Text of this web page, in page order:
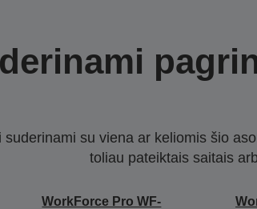
suderinami su viena ar keliomis šio
toliau pateiktais saitais
WorkForce Pro WF-